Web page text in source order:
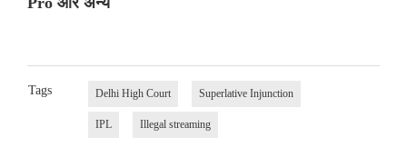
Tags Delhi High Court Superlative Injunction
IPL Illegal streaming